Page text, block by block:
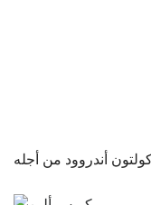
أندروود من أجله